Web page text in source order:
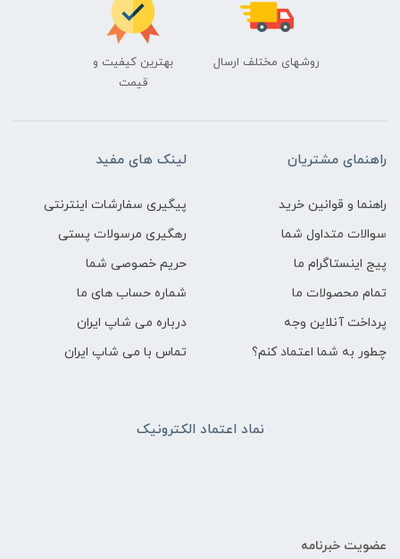
روشهای مختلف ارسال
بهترین کیفیت و
قیمت
راهنمای مشتریان
راهنما و قوانین خرید
سوالات متداول شما
پیج اینستاگرام ما
تمام محصولات ما
پرداخت آنلاین وجه
چطور به شما اعتماد کنم؟
لینک های مفید
پیگیری سفارشات اینترنتی
رهگیری مرسولات پستی
حریم خصوصی شما
شماره حساب های ما
درباره می شاپ ایران
تماس با می شاپ ایران
نماد اعتماد الکترونیک
عضویت خبرنامه